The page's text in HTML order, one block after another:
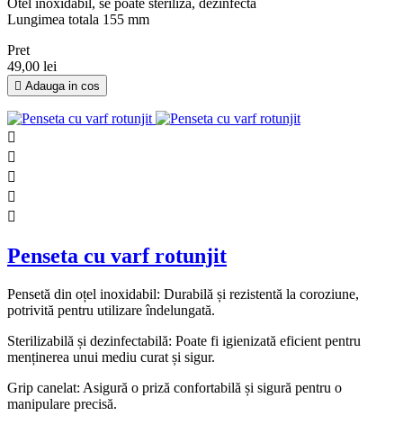
Lungimea totala 155 mm
Pret
49,00 lei
 Adauga in cos





Penseta cu varf rotunjit
Pensetă din oțel inoxidabil: Durabilă și rezistentă la coroziune,
potrivită pentru utilizare îndelungată.
Sterilizabilă și dezinfectabilă: Poate fi igienizată eficient pentru
menținerea unui mediu curat și sigur.
Grip canelat: Asigură o priză confortabilă și sigură pentru o
manipulare precisă.